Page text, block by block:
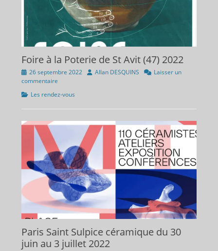
Foire à la Poterie de St Avit (47) 2022
Publié
sur
26 septembre 2022 Auteur
Allan DESQUINS
Laisser un
commentaire
Catégories
Les rendez-vous
Paris Saint Sulpice céramique du 30
juin au 3 juillet 2022